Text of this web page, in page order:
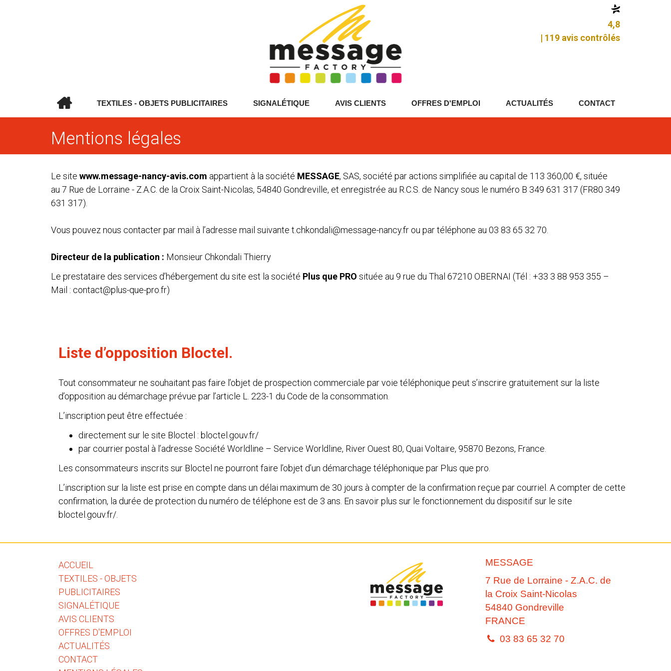
4,8
| 119 avis contrôlés
TEXTILES - OBJETS PUBLICITAIRES SIGNALÉTIQUE AVIS CLIENTS OFFRES D'EMPLOI ACTUALITÉS CONTACT
Mentions légales
Le site www.message-nancy-avis.com appartient à la société MESSAGE, SAS, société par actions simplifiée au capital de 113 360,00 €, située
au 7 Rue de Lorraine - Z.A.C. de la Croix Saint-Nicolas, 54840 Gondreville, et enregistrée au R.C.S. de Nancy sous le numéro B 349 631 317 (FR80 349
631 317).
Vous pouvez nous contacter par mail à l’adresse mail suivante t.chkondali@message-nancy.fr ou par téléphone au 03 83 65 32 70.
Directeur de la publication : Monsieur Chkondali Thierry
Le prestataire des services d’hébergement du site est la société Plus que PRO située au 9 rue du Thal 67210 OBERNAI (Tél : +33 3 88 953 355 –
Mail : contact@plus-que-pro.fr)
Liste d’opposition Bloctel.
Tout consommateur ne souhaitant pas faire l’objet de prospection commerciale par voie téléphonique peut s’inscrire gratuitement sur la liste
d’opposition au démarchage prévue par l’article L. 223-1 du Code de la consommation.
L’inscription peut être effectuée :
directement sur le site Bloctel : bloctel.gouv.fr/
par courrier postal à l’adresse Société Worldline – Service Worldline, River Ouest 80, Quai Voltaire, 95870 Bezons, France.
Les consommateurs inscrits sur Bloctel ne pourront faire l’objet d’un démarchage téléphonique par Plus que pro.
L’inscription sur la liste est prise en compte dans un délai maximum de 30 jours à compter de la confirmation reçue par courriel. A compter de cette
confirmation, la durée de protection du numéro de téléphone est de 3 ans. En savoir plus sur le fonctionnement du dispositif sur le site
bloctel.gouv.fr/
ACCUEIL
TEXTILES - OBJETS
PUBLICITAIRES
SIGNALÉTIQUE
AVIS CLIENTS
OFFRES D'EMPLOI
ACTUALITÉS
CONTACT
MESSAGE
7 Rue de Lorraine - Z.A.C. de
la Croix Saint-Nicolas
54840 Gondreville
FRANCE
03 83 65 32 70